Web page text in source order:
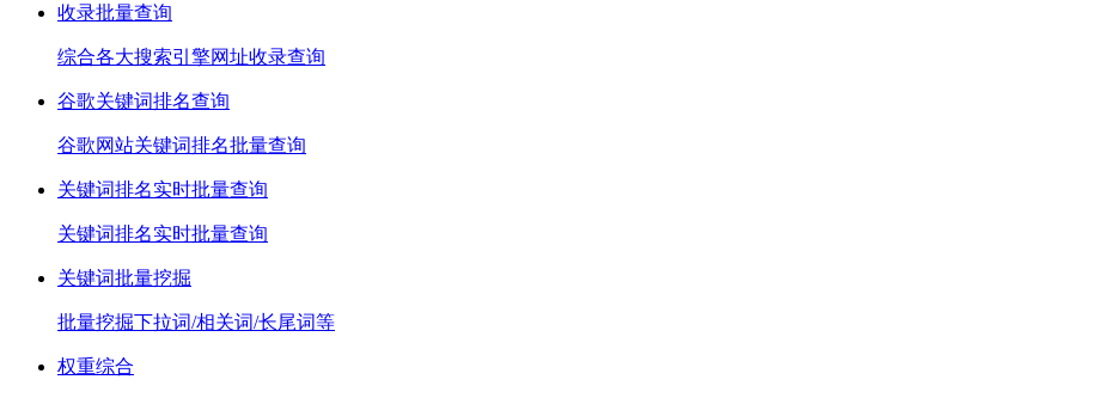
收录批量查询
综合各大搜索引擎网址收录查询
谷歌关键词排名查询
谷歌网站关键词排名批量查询
关键词排名实时批量查询
关键词排名实时批量查询
关键词批量挖掘
批量挖掘下拉词/相关词/长尾词等
权重综合